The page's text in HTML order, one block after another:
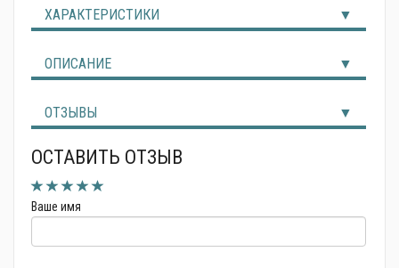
ХАРАКТЕРИСТИКИ
ОПИСАНИЕ
ОТЗЫВЫ
ОСТАВИТЬ ОТЗЫВ
Ваше имя